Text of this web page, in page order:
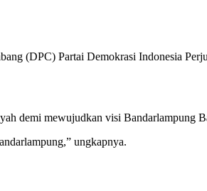
(DPC) Partai Demokrasi Indonesia
demi mewujudkan visi Bandarlampung
ungkapnya.